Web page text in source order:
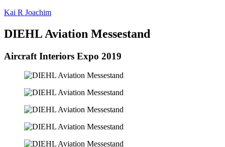
Kai R Joachim
DIEHL Aviation Messestand
Aircraft Interiors Expo 2019